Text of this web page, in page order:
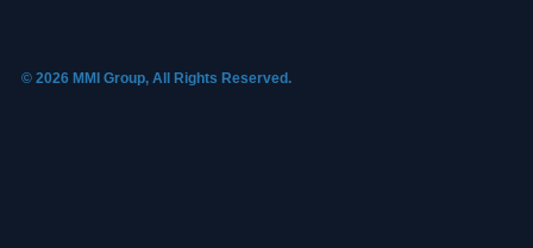
© 2026 MMI Group, All Rights Reserved.